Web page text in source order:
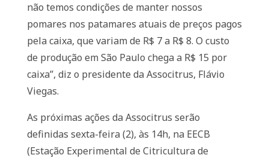
não temos condições de manter nossos
pomares nos patamares atuais de preços pagos
pela caixa, que variam de R$ 7 a R$ 8. O custo
de produção em São Paulo chega a R$ 15 por
caixa”, diz o presidente da Associtrus, Flávio
Viegas.
As próximas ações da Associtrus serão
definidas sexta-feira (2), às 14h, na EECB
(Estação Experimental de Citricultura de